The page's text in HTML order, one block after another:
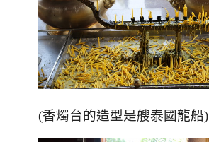
(香燭台的造型是艘泰國龍船)